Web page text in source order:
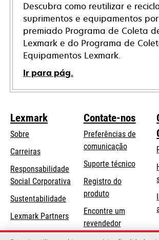
Descubra como reutilizar e
suprimentos e equipamentos
premiado Programa de Coleta
Lexmark e do Programa de
Equipamentos Lexmark.
Ir para pág.
Lexmark
Sobre
Carreiras
Responsabilidade
Social Corporativa opens
new
tab
Sustentabilidade
Lexmark Partners
Contate-nos
Preferências de
comunicação
Suporte técnicoopens
Registro do
produto
Encontre um
revendedor